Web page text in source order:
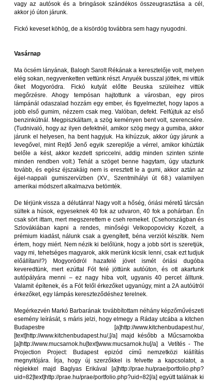
vagy az autósok és a bringások szándékos összeugrasztása a cél,
akkor jó úton járunk.
Fickó keveset köhög, de a kisördög továbbra sem hagy nyugodni.
Vasárnap
Ma öcsém lányának, Balogh Sarolt Rékának a keresztelője volt, melyen
elég sokan, negyvenketten vettünk részt. Anyuék busszal jöttek, mi vittük
őket Mogyoródra. Fickó kutyát előtte Beuska szüleihez vittük
megőrzésre. Ahogy tempósan hajtottunk a városban, egy piros
lámpánál odaszalad hozzám egy ember, és figyelmeztet, hogy lapos a
jobb első gumim, nézzem csak meg. Valóban, defekt. Felfújtuk az első
benzinkútnál. Megpiszkáltam, a szög keményen bent volt, szerencsére.
(Tudnivaló, hogy az ilyen defektnél, amikor szög megy a gumiba, akkor
járunk el helyesen, ha bent hagyjuk. Ha kihúzzuk, akkor úgy járunk a
levegővel, mint Rejtő Jenő egyik szereplője a vérrel, amikor kihúzták
belőle a kést, akkor kezdett spriccelni, addig minden szinten szinte
minden rendben volt.) Tehát a szöget benne hagytam, úgy utaztunk
tovább, és egész éjszakáig nem is eresztett le a gumi, akkor aztán az
éjjel-nappali gumiszervízben (XV., Szentmihályi út 68.) valamilyen
amerikai módszert alkalmazva betömték.
De térjünk vissza a délutánra! Nagy volt a hőség, óriási méretű tárcsán
sültek a húsok, egyeseknek 40 fok az udvaron, 40 fok a pohárban. Én
csak sört ittam, mert megszerettem e cseh remeket. (Csehországban és
Szlovákiában kapni a rendes, minőségi Velkopopovicky Kozelt, a
prémium kiadást, nálunk csak a gyengített, béna verziót készítik. Nem
értem, hogy miért. Nem nézik ki belőlünk, hogy a jobb sört is szeretjük,
vagy mi, tehetséges magyarok, akik merünk kicsik lenni, csak ezt tudjuk
előállítani!?) Mogyoródról hazafelé jövet ismét óriási dugóba
keveredtünk, mert ezúttal Fót felé jöttünk autóúton, és ott akartunk
autópályára menni – ez nagy hiba volt, ugyanis 40 percet álltunk.
Valamit építenek, és a Fót felől érkezőket ugyanúgy, mint a 2A autóútról
érkezőket, egy lámpás kereszteződéshez terelnek.
Megérkezvén Markó Barbarának továbbítottam néhány képzőművészeti
esemény leírását, s máris jelzi, hogy elmegy a Ráday utcába a kitchen
Budapestre [a]http://www.kitchenbudapest.hu/,
[text]http://www.kitchenbudapest.hu/,[/a] majd később a Műcsarnokba
[a]http://www.mucsarnok.hu[text]www.mucsarnok.hu[/a] a Vetítés - The
Projection Project: Budapest epizód című nemzetközi kiállítás
megnyitójára. Írja, hogy új szerzőkkel is felvette a kapcsolatot, a
régiekkel majd Baglyas Erikával [a]http://prae.hu/prae/portfolio.php?
uid=82[text]http://prae.hu/prae/portfolio.php?uid=82[/a] együtt találnak ki